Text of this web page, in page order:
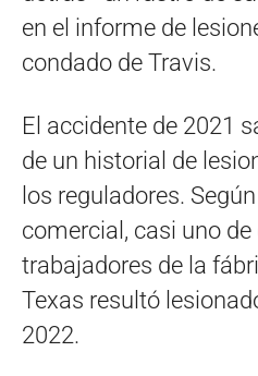
en el informe de
condado de Travis.
El accidente de 2021
de un historial de
los reguladores.
comercial, casi uno de
trabajadores de la
Texas resultó
2022.